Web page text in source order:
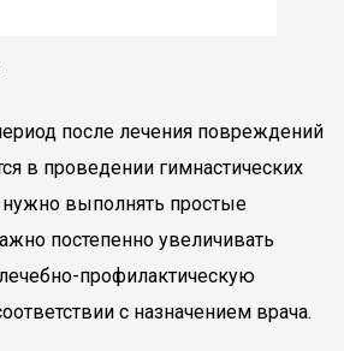
после лечения повреждений
в проведении гимнастических
выполнять простые
постепенно увеличивать
профилактическую
с назначением врача.